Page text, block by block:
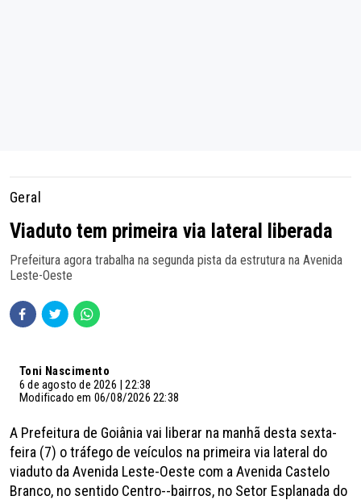
Geral
Viaduto tem primeira via lateral liberada
Prefeitura agora trabalha na segunda pista da estrutura na Avenida
Leste-Oeste
Toni Nascimento
6 de agosto de 2026 | 22:38
Modificado em 06/08/2026 22:38
A Prefeitura de Goiânia vai liberar na manhã desta sexta-
feira (7) o tráfego de veículos na primeira via lateral do
viaduto da Avenida Leste-Oeste com a Avenida Castelo
Branco, no sentido Centro--bairros, no Setor Esplanada do